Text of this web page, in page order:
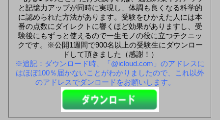
と記憶力アップが同時に実現し、体調も良くなる科学的
に認められた方法があります。受験をひかえた人には本
番の点数にダイレクトに響くほど効果がありますし、受
験後にもずっと使えるので一生モノの役に立つテクニッ
クです。※公開1週間で900名以上の受験生にダウンロー
ドして頂きました（感謝！）
※追記：ダウンロード時、「@icloud.com」のアドレスに
はほぼ100％届かないことがわかりましたので、これ以外
のアドレスでダンロードをお願いします。